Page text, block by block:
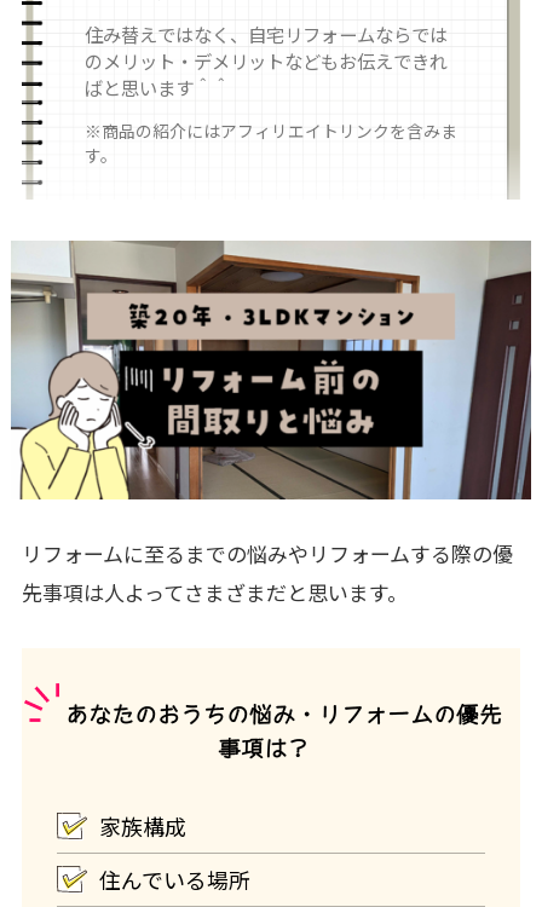
住み替えではなく、自宅リフォームならでは
のメリット・デメリットなどもお伝えできれ
ばと思います＾＾
※商品の紹介にはアフィリエイトリンクを含みま
す。
リフォームに至るまでの悩みやリフォームする際の優
先事項は人よってさまざまだと思います。
あなたのおうちの悩み・リフォームの優先
事項は？
家族構成
住んでいる場所